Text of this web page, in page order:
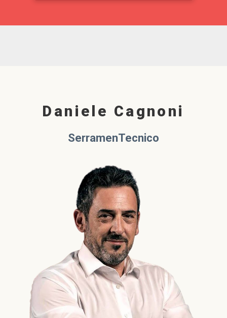
Daniele Cagnoni
SerramenTecnico